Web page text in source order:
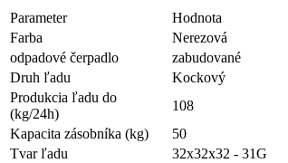
Parameter
Hodnota
Farba
Nerezová
odpadové čerpadlo
zabudované
Druh ľadu
Kockový
Produkcia ľadu do
(kg/24h)
108
Kapacita zásobníka (kg)
50
Tvar ľadu
32x32x32 - 31G